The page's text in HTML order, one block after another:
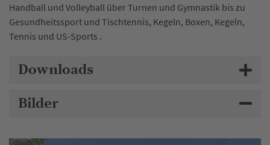
Handball und Volleyball über Turnen und Gymnastik bis zu
Gesundheitssport und Tischtennis, Kegeln, Boxen, Kegeln,
Tennis und US-Sports .
Downloads
Bilder